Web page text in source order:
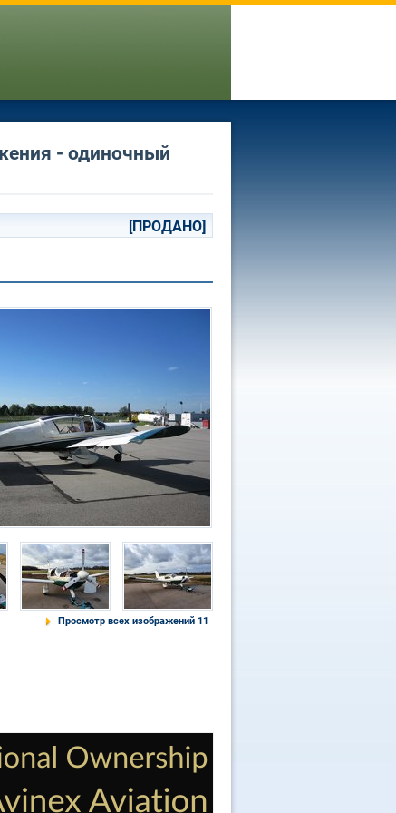
- одиночный
[ПРОДАНО]
Просмотр всех изображений 11